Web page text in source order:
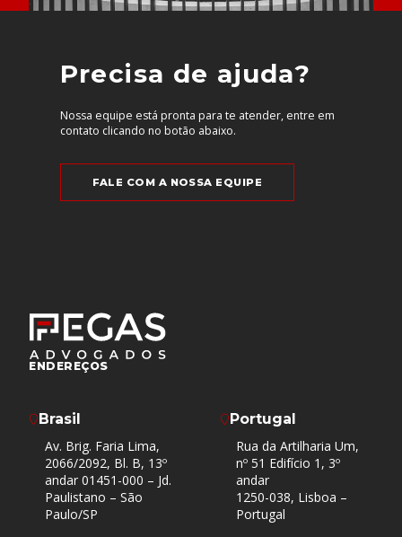
Precisa de ajuda?
Nossa equipe está pronta para te atender, entre em
contato clicando no botão abaixo.
FALE COM A NOSSA EQUIPE
ENDEREÇOS
Brasil
Av. Brig. Faria Lima,
2066/2092, Bl. B, 13º
andar 01451-000 – Jd.
Paulistano – São
Paulo/SP
Portugal
Rua da Artilharia Um,
nº 51 Edifício 1, 3º
andar
1250-038, Lisboa –
Portugal